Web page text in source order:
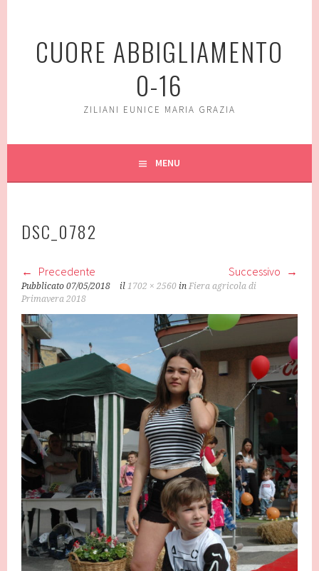
contenutoCUORE ABBIGLIAMENTO
0-16
ZILIANI EUNICE MARIA GRAZIA
MENU
DSC_0782
Precedente Successivo
Pubblicato07/05/2018 il1702 × 2560 inFiera agricola di
Primavera 2018